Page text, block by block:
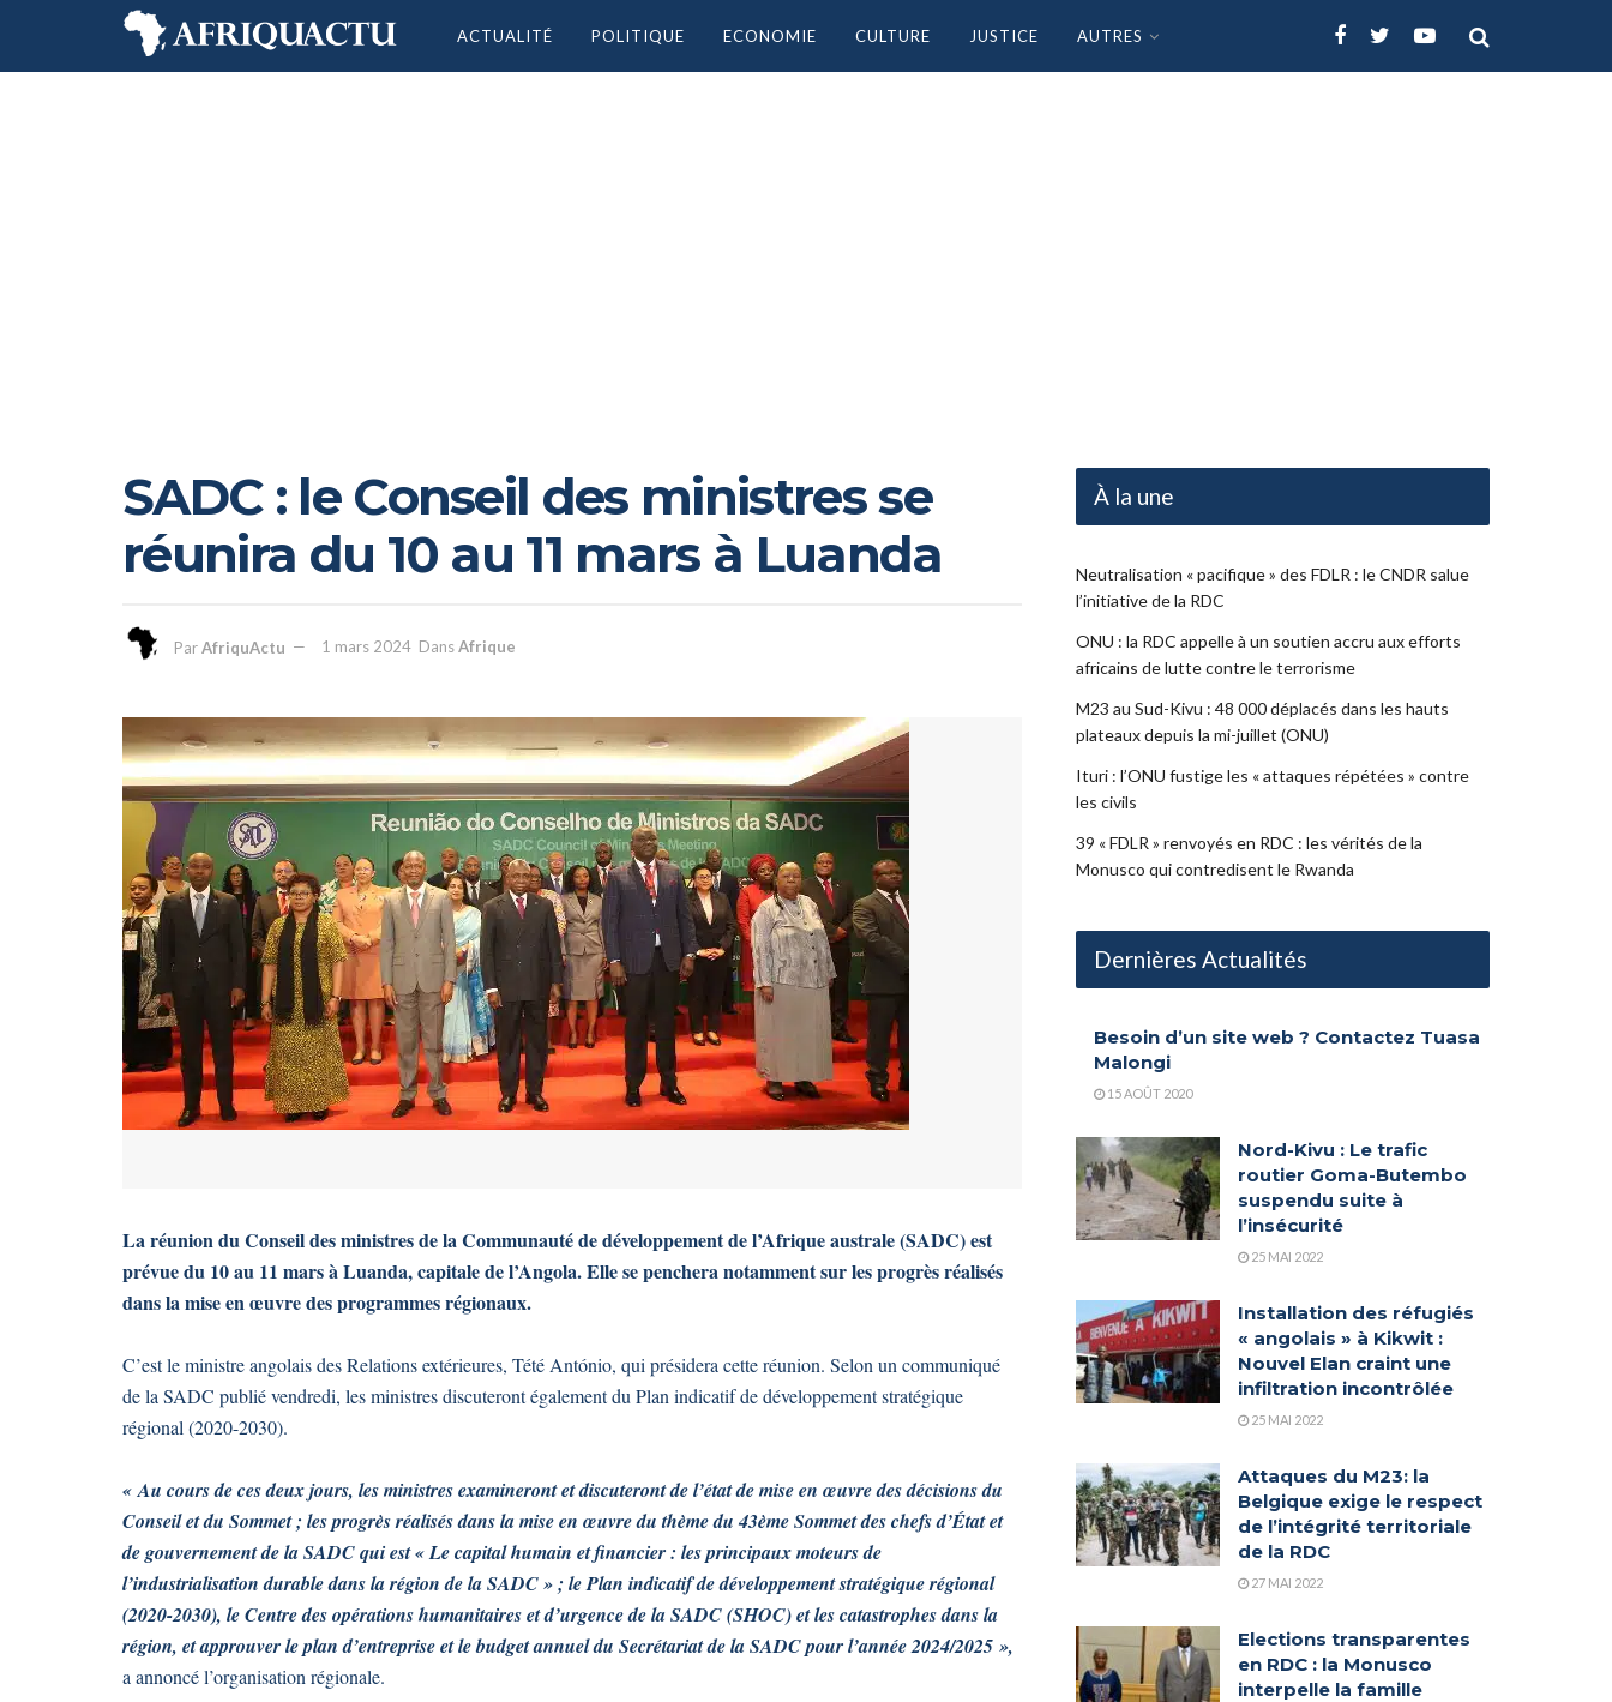
ACTUALITÉ POLITIQUE ECONOMIE CULTURE JUSTICE AUTRES
SADC : le Conseil des ministres se
réunira du 10 au 11 mars à Luanda
ParAfriquActu 1 mars 2024 DansAfrique
La réunion du Conseil des ministres de la Communauté de développement de l’Afrique australe (SADC) est
prévue du 10 au 11 mars à Luanda, capitale de l’Angola. Elle se penchera notamment sur les progrès réalisés
dans la mise en œuvre des programmes régionaux.
C’est le ministre angolais des Relations extérieures, Tété António, qui présidera cette réunion. Selon un communiqué
de la SADC publié vendredi, les ministres discuteront également du Plan indicatif de développement stratégique
régional (2020-2030).
« Au cours de ces deux jours, les ministres examineront et discuteront de l’état de mise en œuvre des décisions du
Conseil et du Sommet ; les progrès réalisés dans la mise en œuvre du thème du 43ème Sommet des chefs d’État et
de gouvernement de la SADC qui est « Le capital humain et financier : les principaux moteurs de
l’industrialisation durable dans la région de la SADC » ; le Plan indicatif de développement stratégique régional
(2020-2030), le Centre des opérations humanitaires et d’urgence de la SADC (SHOC) et les catastrophes dans la
région, et approuver le plan d’entreprise et le budget annuel du Secrétariat de la SADC pour l’année 2024/2025 »,
a annoncé l’organisation régionale.
À la une
Neutralisation « pacifique » des FDLR : le CNDR salue
l’initiative de la RDC
ONU : la RDC appelle à un soutien accru aux efforts
africains de lutte contre le terrorisme
M23 au Sud-Kivu : 48 000 déplacés dans les hauts
plateaux depuis la mi-juillet (ONU)
Ituri : l’ONU fustige les « attaques répétées » contre
les civils
39 « FDLR » renvoyés en RDC : les vérités de la
Monusco qui contredisent le Rwanda
Dernières Actualités
Besoin d’un site web ? Contactez Tuasa
Malongi
15 AOÛT 2020
Nord-Kivu : Le trafic
routier Goma-Butembo
suspendu suite à
l’insécurité
25 MAI 2022
Installation des réfugiés
« angolais » à Kikwit :
Nouvel Elan craint une
infiltration incontrôlée
25 MAI 2022
Attaques du M23: la
Belgique exige le respect
de l’intégrité territoriale
de la RDC
27 MAI 2022
Elections transparentes
en RDC : la Monusco
interpelle la famille